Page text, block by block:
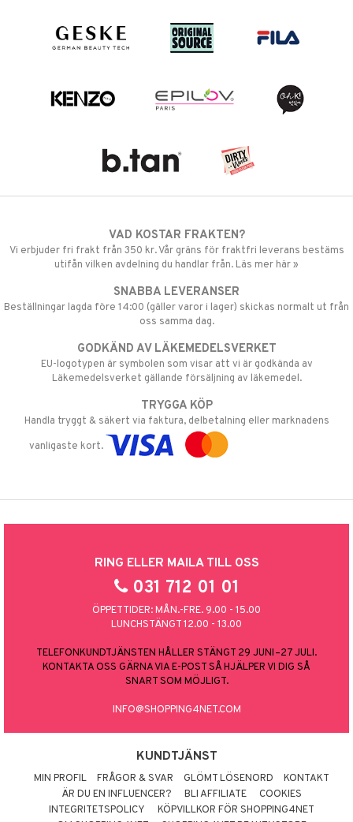
VAD KOSTAR FRAKTEN?
Vi erbjuder fri frakt från 350 kr. Vår gräns för fraktfri leverans bestäms
utifån vilken avdelning du handlar från. Läs mer här »
SNABBA LEVERANSER
Beställningar lagda före 14:00 (gäller varor i lager) skickas normalt ut från
oss samma dag.
GODKÄND AV LÄKEMEDELSVERKET
EU-logotypen är symbolen som visar att vi är godkända av
Läkemedelsverket gällande försäljning av läkemedel.
TRYGGA KÖP
Handla tryggt & säkert via faktura, delbetalning eller marknadens
vanligaste kort.
RING ELLER MAILA TILL OSS
031 712 01 01
ÖPPETTIDER: MÅN.-FRE. 9.00 - 15.00
LUNCHSTÄNGT 12.00 - 13.00
TELEFONKUNDTJÄNSTEN HÅLLER STÄNGT 29 JUNI–27 JULI.
KONTAKTA OSS GÄRNA VIA E-POST SÅ HJÄLPER VI DIG SÅ
SNART SOM MÖJLIGT.
INFO@SHOPPING4NET.COM
KUNDTJÄNST
MIN PROFIL FRÅGOR & SVAR GLÖMT LÖSENORD
KONTAKT
ÄR DU EN INFLUENCER?
BLI AFFILIATE
COOKIES
INTEGRITETSPOLICY
KÖPVILLKOR FÖR SHOPPING4NET